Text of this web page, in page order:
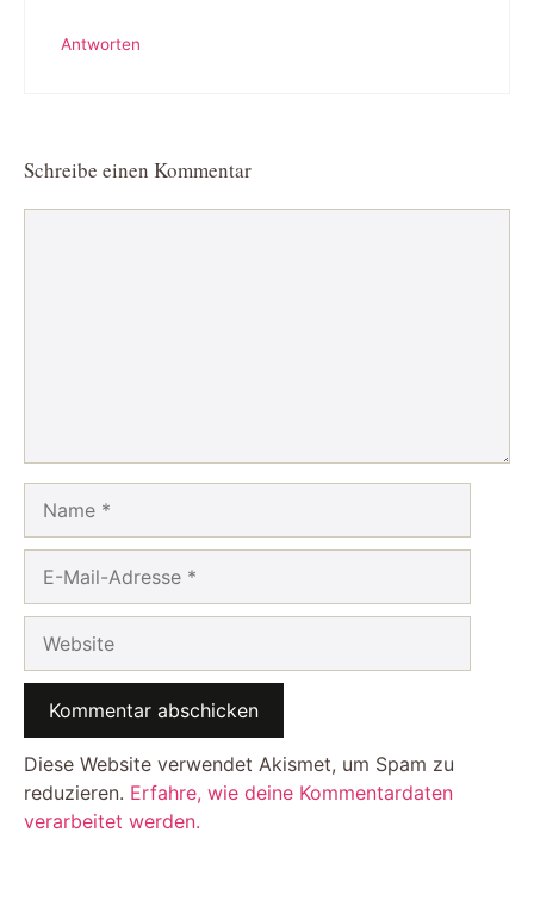
Antworten
Schreibe einen Kommentar
Mail-
Adresse
Diese Website verwendet Akismet, um Spam zu
reduzieren. Erfahre, wie deine Kommentardaten
verarbeitet werden.